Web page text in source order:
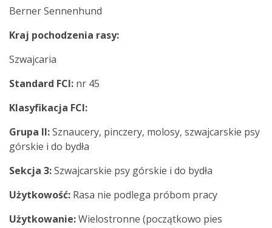
Berner Sennenhund
Kraj pochodzenia rasy:
Szwajcaria
Standard FCI: nr 45
Klasyfikacja FCI:
Grupa II:Sznaucery, pinczery, molosy, szwajcarskie psy
górskie i do bydła
Sekcja 3:Szwajcarskie psy górskie i do bydła
Użytkowość: Rasa nie podlega próbom pracy
Użytkowanie:Wielostronne (początkowo pies